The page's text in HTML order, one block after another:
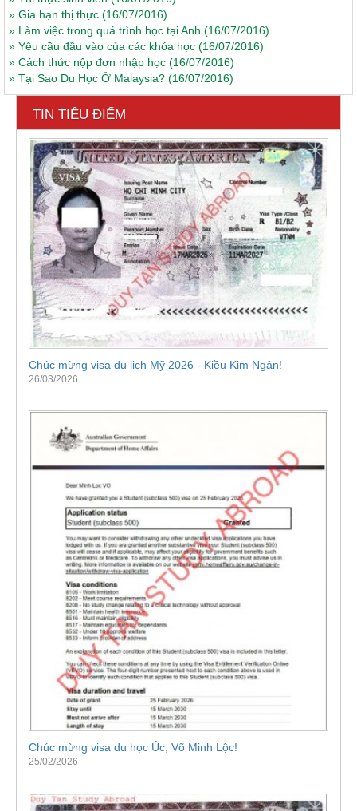
» Gia hạn thị thực (16/07/2016)
» Làm việc trong quá trình học tại Anh (16/07/2016)
» Yêu cầu đầu vào của các khóa học (16/07/2016)
» Cách thức nộp đơn nhập học (16/07/2016)
» Tại Sao Du Học Ở Malaysia? (16/07/2016)
TIN TIÊU ĐIỂM
Chúc mừng visa du lịch Mỹ 2026 - Kiều Kim Ngân!
26/03/2026
Chúc mừng visa du học Úc, Võ Minh Lộc!
25/02/2026